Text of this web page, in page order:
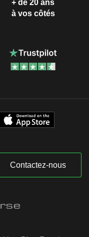
+ de 20 ans
à vos côtés
Contactez-nous